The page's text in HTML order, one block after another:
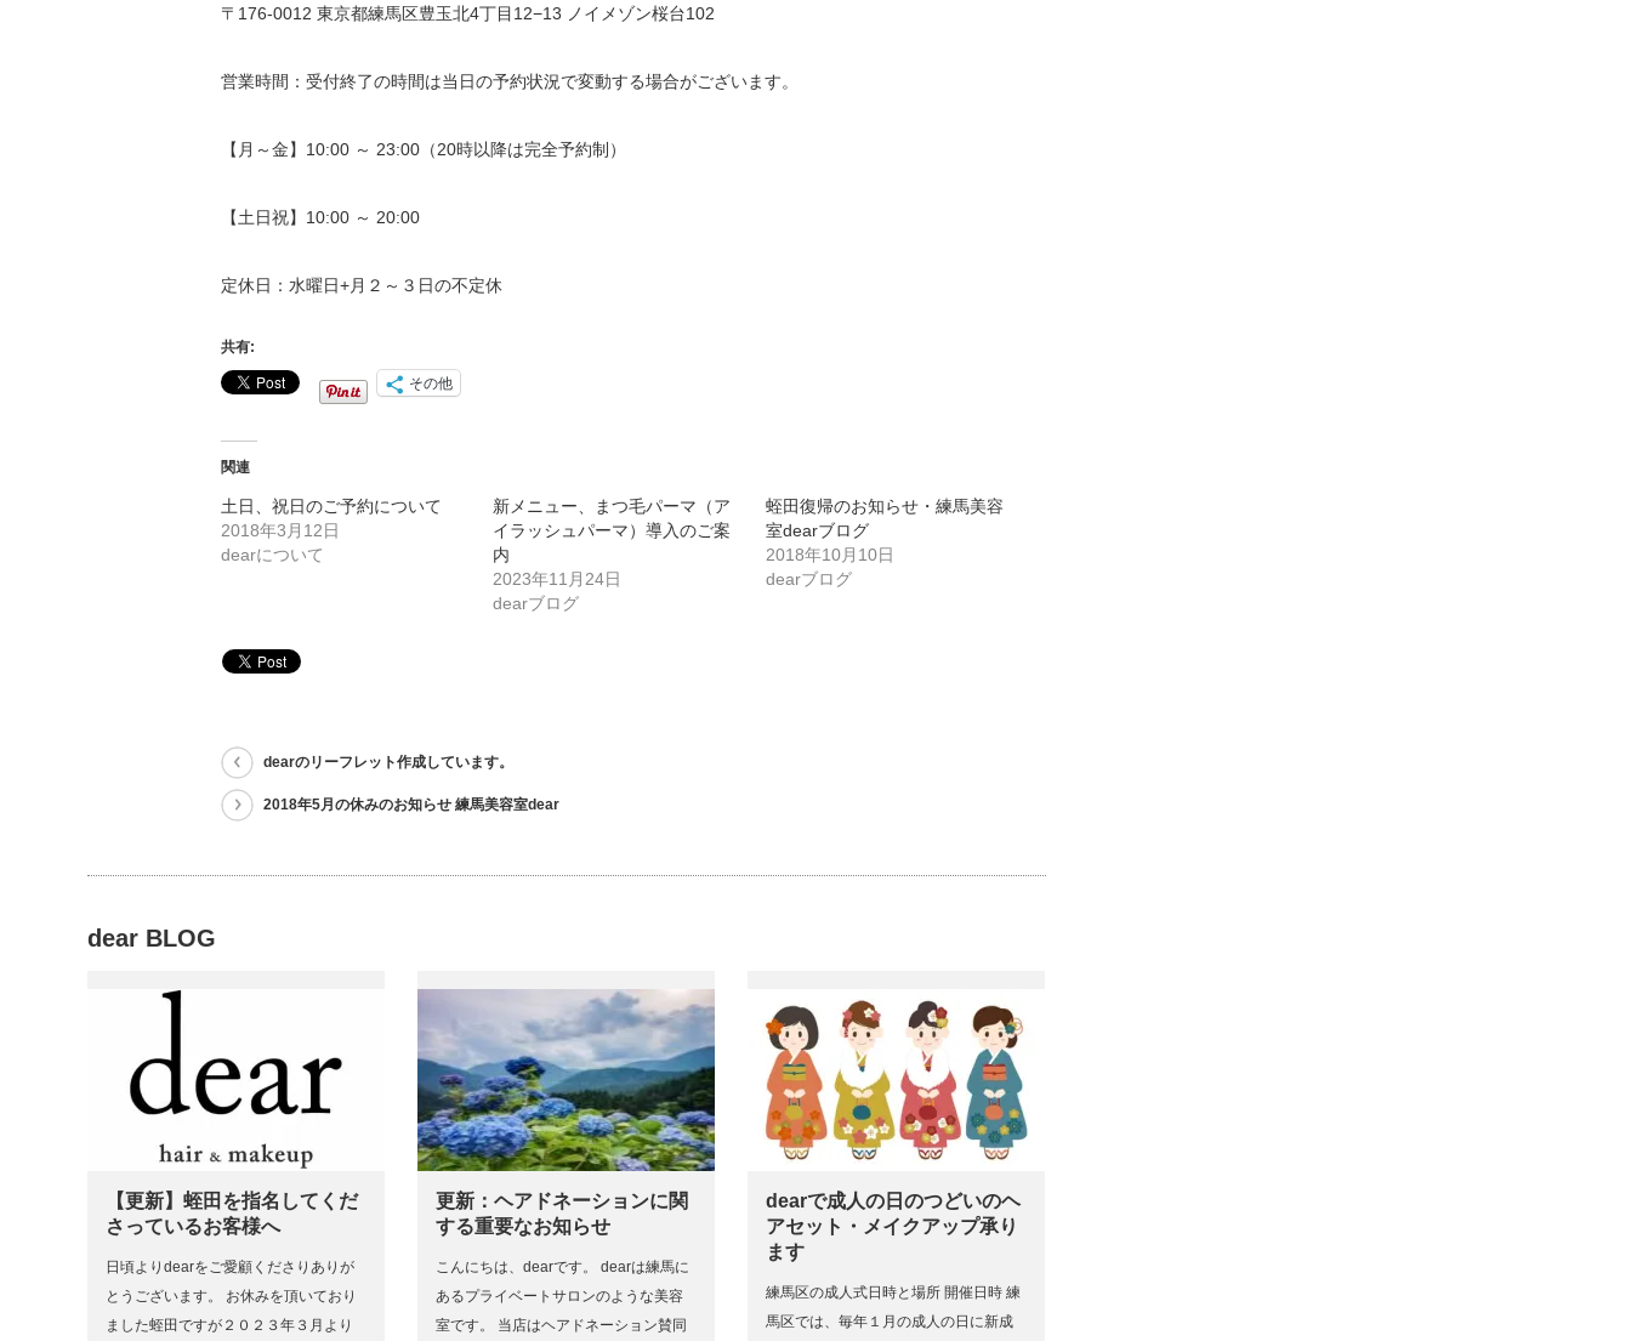
〒176-0012 東京都練馬区豊玉北4丁目12−13 ノイメゾン桜台102
営業時間：受付終了の時間は当日の予約状況で変動する場合がございます。
【月～金】10:00 ～ 23:00（20時以降は完全予約制）
【土日祝】10:00 ～ 20:00
定休日：水曜日+月２～３日の不定休
共有:
その他
関連
土日、祝日のご予約について
2018年3月12日
dearについて
新メニュー、まつ毛パーマ（ア
イラッシュパーマ）導入のご案
内
2023年11月24日
dearブログ
蛭田復帰のお知らせ・練馬美容
室dearブログ
2018年10月10日
dearブログ
dearのリーフレット作成しています。
2018年5月の休みのお知らせ 練馬美容室dear
dear BLOG
【更新】蛭田を指名してくだ
さっているお客様へ
日頃よりdearをご愛顧くださりありが
とうございます。 お休みを頂いており
ました蛭田ですが２０２３年３月より
更新：ヘアドネーションに関
する重要なお知らせ
こんにちは、dearです。 dearは練馬に
あるプライベートサロンのような美容
室です。 当店はヘアドネーション賛同
dearで成人の日のつどいのヘ
アセット・メイクアップ承り
ます
練馬区の成人式日時と場所 開催日時 練
馬区では、毎年１月の成人の日に新成